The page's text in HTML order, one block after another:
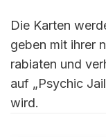
Die Karten
geben mit ihrer
rabiaten und
auf „Psychic
wird.